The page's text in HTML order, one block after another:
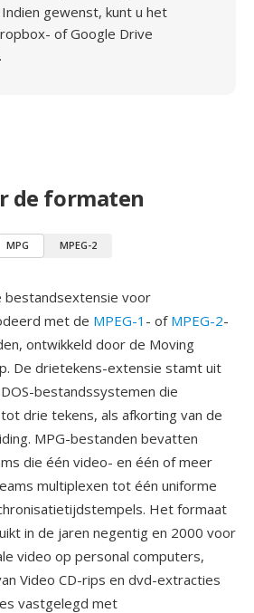
gewenst, kunt u het
of Google Drive
de formaten
MPG MPEG-2
bestandsextensie voor
met de MPEG-1 - of MPEG-2-
ontwikkeld door de Moving
De drietekens-extensie stamt uit
bestandssystemen die
drie tekens, als afkorting van de
MPG-bestanden bevatten
die één video- en één of meer
multiplexen tot één uniforme
Het formaat
in de jaren negentig en 2000 voor
video op personal computers,
Video CD-rips en dvd-extracties
vastgelegd met